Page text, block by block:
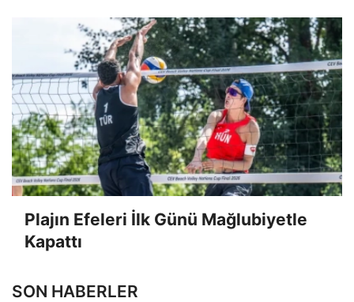
Plajın Efeleri İlk Günü Mağlubiyetle
Kapattı
SON HABERLER